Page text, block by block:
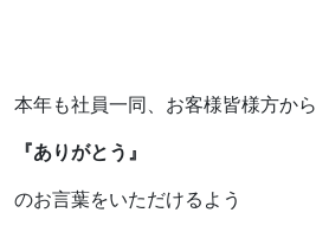
本年も社員一同、お客様皆様方から
『ありがとう』
のお言葉をいただけるよう